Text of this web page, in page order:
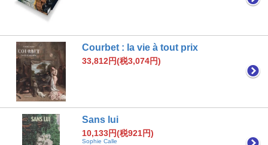
Courbet : la vie à tout prix
33,812円(税3,074円)
Sans lui
10,133円(税921円)
Sophie Calle